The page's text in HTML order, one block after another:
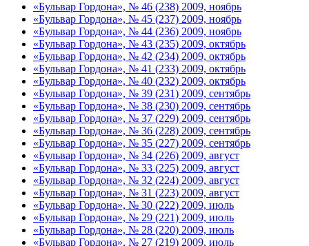
«Бульвар Гордона», № 46 (238) 2009, ноябрь
«Бульвар Гордона», № 45 (237) 2009, ноябрь
«Бульвар Гордона», № 44 (236) 2009, ноябрь
«Бульвар Гордона», № 43 (235) 2009, октябрь
«Бульвар Гордона», № 42 (234) 2009, октябрь
«Бульвар Гордона», № 41 (233) 2009, октябрь
«Бульвар Гордона», № 40 (232) 2009, октябрь
«Бульвар Гордона», № 39 (231) 2009, сентябрь
«Бульвар Гордона», № 38 (230) 2009, сентябрь
«Бульвар Гордона», № 37 (229) 2009, сентябрь
«Бульвар Гордона», № 36 (228) 2009, сентябрь
«Бульвар Гордона», № 35 (227) 2009, сентябрь
«Бульвар Гордона», № 34 (226) 2009, август
«Бульвар Гордона», № 33 (225) 2009, август
«Бульвар Гордона», № 32 (224) 2009, август
«Бульвар Гордона», № 31 (223) 2009, август
«Бульвар Гордона», № 30 (222) 2009, июль
«Бульвар Гордона», № 29 (221) 2009, июль
«Бульвар Гордона», № 28 (220) 2009, июль
«Бульвар Гордона», № 27 (219) 2009, июль